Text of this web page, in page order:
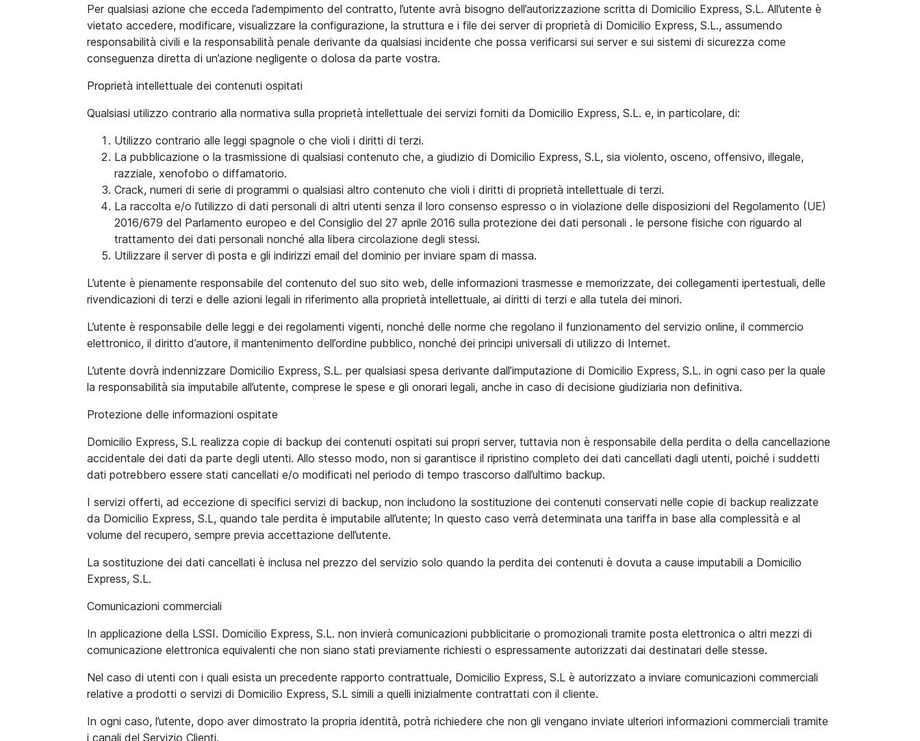
Per qualsiasi azione che ecceda l’adempimento del contratto, l’utente avrà bisogno dell’autorizzazione scritta di Domicilio Express, S.L. All’utente è
vietato accedere, modificare, visualizzare la configurazione, la struttura e i file dei server di proprietà di Domicilio Express, S.L., assumendo
responsabilità civili e la responsabilità penale derivante da qualsiasi incidente che possa verificarsi sui server e sui sistemi di sicurezza come
conseguenza diretta di un’azione negligente o dolosa da parte vostra.
Proprietà intellettuale dei contenuti ospitati
Qualsiasi utilizzo contrario alla normativa sulla proprietà intellettuale dei servizi forniti da Domicilio Express, S.L. e, in particolare, di:
Utilizzo contrario alle leggi spagnole o che violi i diritti di terzi.
La pubblicazione o la trasmissione di qualsiasi contenuto che, a giudizio di Domicilio Express, S.L, sia violento, osceno, offensivo, illegale,
razziale, xenofobo o diffamatorio.
Crack, numeri di serie di programmi o qualsiasi altro contenuto che violi i diritti di proprietà intellettuale di terzi.
La raccolta e/o l’utilizzo di dati personali di altri utenti senza il loro consenso espresso o in violazione delle disposizioni del Regolamento (UE)
2016/679 del Parlamento europeo e del Consiglio del 27 aprile 2016 sulla protezione dei dati personali . le persone fisiche con riguardo al
trattamento dei dati personali nonché alla libera circolazione degli stessi.
Utilizzare il server di posta e gli indirizzi email del dominio per inviare spam di massa.
L’utente è pienamente responsabile del contenuto del suo sito web, delle informazioni trasmesse e memorizzate, dei collegamenti ipertestuali, delle
rivendicazioni di terzi e delle azioni legali in riferimento alla proprietà intellettuale, ai diritti di terzi e alla tutela dei minori.
L’utente è responsabile delle leggi e dei regolamenti vigenti, nonché delle norme che regolano il funzionamento del servizio online, il commercio
elettronico, il diritto d’autore, il mantenimento dell’ordine pubblico, nonché dei principi universali di utilizzo di Internet.
L’utente dovrà indennizzare Domicilio Express, S.L. per qualsiasi spesa derivante dall’imputazione di Domicilio Express, S.L. in ogni caso per la quale
la responsabilità sia imputabile all’utente, comprese le spese e gli onorari legali, anche in caso di decisione giudiziaria non definitiva.
Protezione delle informazioni ospitate
Domicilio Express, S.L realizza copie di backup dei contenuti ospitati sui propri server, tuttavia non è responsabile della perdita o della cancellazione
accidentale dei dati da parte degli utenti. Allo stesso modo, non si garantisce il ripristino completo dei dati cancellati dagli utenti, poiché i suddetti
dati potrebbero essere stati cancellati e/o modificati nel periodo di tempo trascorso dall’ultimo backup.
I servizi offerti, ad eccezione di specifici servizi di backup, non includono la sostituzione dei contenuti conservati nelle copie di backup realizzate
da Domicilio Express, S.L, quando tale perdita è imputabile all’utente; In questo caso verrà determinata una tariffa in base alla complessità e al
volume del recupero, sempre previa accettazione dell’utente.
La sostituzione dei dati cancellati è inclusa nel prezzo del servizio solo quando la perdita dei contenuti è dovuta a cause imputabili a Domicilio
Express, S.L.
Comunicazioni commerciali
In applicazione della LSSI. Domicilio Express, S.L. non invierà comunicazioni pubblicitarie o promozionali tramite posta elettronica o altri mezzi di
comunicazione elettronica equivalenti che non siano stati previamente richiesti o espressamente autorizzati dai destinatari delle stesse.
Nel caso di utenti con i quali esista un precedente rapporto contrattuale, Domicilio Express, S.L è autorizzato a inviare comunicazioni commerciali
relative a prodotti o servizi di Domicilio Express, S.L simili a quelli inizialmente contrattati con il cliente.
In ogni caso, l’utente, dopo aver dimostrato la propria identità, potrà richiedere che non gli vengano inviate ulteriori informazioni commerciali tramite
i canali del Servizio Clienti.